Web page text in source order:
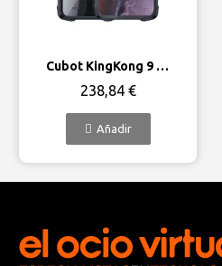
Vista rápida Cubot KingKong 9 12GB/256GB
238,84 €
Añadir